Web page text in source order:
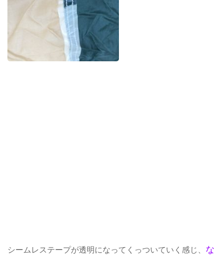
シームレステープが透明になってくっついていく感じ、 な